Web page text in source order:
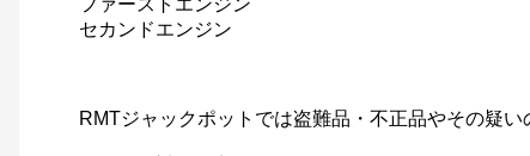
ファーストエンジン
セカンドエンジン
RMTジャックポットでは盗難品・不正品やその疑い